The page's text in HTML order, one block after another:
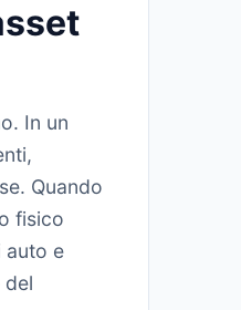
In un
Quando
fisico
auto e
del